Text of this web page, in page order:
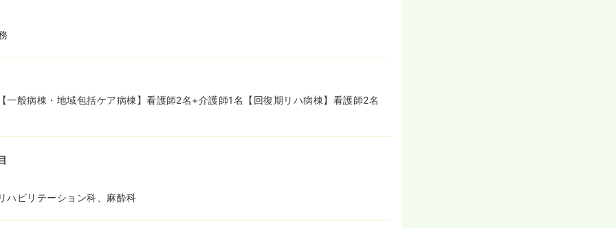
一般病棟・地域包括ケア病棟】看護師2名+介護師1名【回復期リハ病棟】看護師2名
ハビリテーション科、麻酔科